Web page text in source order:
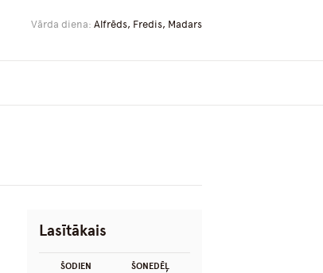
Vārda diena: Alfrēds, Fredis, Madars
Lasītākais
ŠODIEN ŠONEDĒĻ